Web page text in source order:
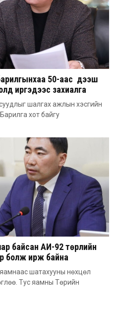
50-аас дээш
иргэдээс захиалга
шалгах ажлын хэсгийн
хот байгу
байсан АИ-92 төрлийн
болж ирж байна
шатахууны нөхцөл
Тус яамны Төрийн